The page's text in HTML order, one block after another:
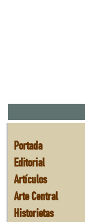
Portada
Editorial
Artículos
Arte Central
Historietas